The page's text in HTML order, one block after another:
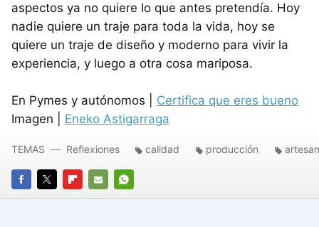
aspectos ya no quiere lo que antes pretendía. Hoy
nadie quiere un traje para toda la vida, hoy se
quiere un traje de diseño y moderno para vivir la
experiencia, y luego a otra cosa mariposa.
En Pymes y autónomos | Certifica que eres bueno
Imagen | Eneko Astigarraga
FACEBOOK
TWITTERFLIPBOARD
E-
WHATSAPP
TEMAS Reflexiones calidad producción